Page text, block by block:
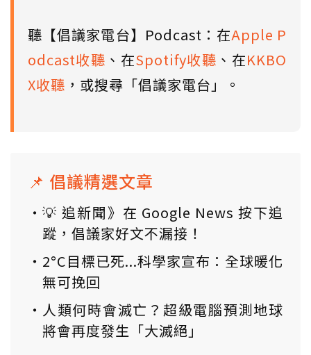
聽【倡議家電台】Podcast：在Apple P
odcast收聽 、在Spotify收聽 、在KKBO
X收聽 ，或搜尋「倡議家電台」。
📌 倡議精選文章
💡 追新聞》在 Google News 按下追
蹤，倡議家好文不漏接！
2°C目標已死...科學家宣布：全球暖化
無可挽回
人類何時會滅亡？超級電腦預測地球
將會再度發生「大滅絕」